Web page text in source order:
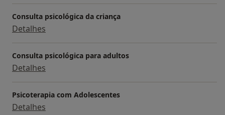
congressos como oradora.
Diretora Clínica da Clinica Maria Vinagre, onde realiza
as seguintes Consultas : Adoção; Aconselhamento
Parental; Dificuldades de Aprendizagem; Infertilidade;
Perturbações de Ansiedade e de Comportamento;
Consulta psicológica da criança
Detalhes
Consulta psicológica para adultos
Detalhes
Psicoterapia com Adolescentes
Detalhes